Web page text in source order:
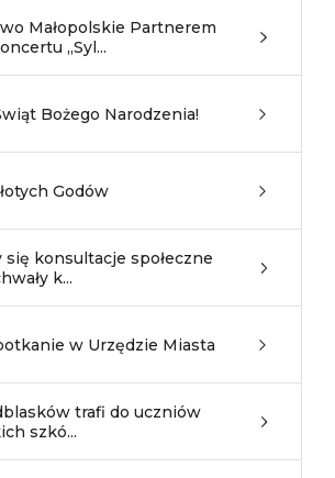
Małopolskie Partnerem
„Syl...
Bożego Narodzenia!
Godów
się konsultacje społeczne
k...
w Urzędzie Miasta
trafi do uczniów
szkó...